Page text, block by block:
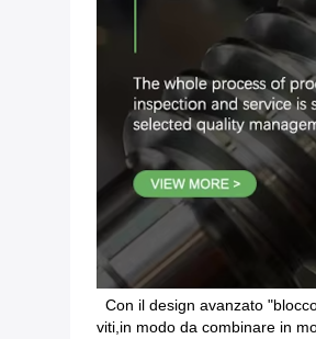
Con il design avanzato
viti,in modo da combinare in